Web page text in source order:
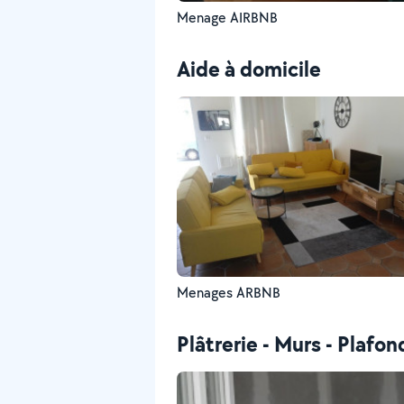
Menage AIRBNB
Aide à domicile
Menages ARBNB
Plâtrerie - Murs -